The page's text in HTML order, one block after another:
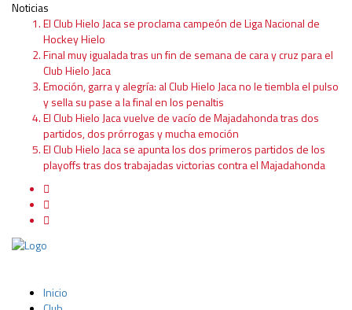
Noticias
El Club Hielo Jaca se proclama campeón de Liga Nacional de
Hockey Hielo
Final muy igualada tras un fin de semana de cara y cruz para el
Club Hielo Jaca
Emoción, garra y alegría: al Club Hielo Jaca no le tiembla el pulso
y sella su pase a la final en los penaltis
El Club Hielo Jaca vuelve de vacío de Majadahonda tras dos
partidos, dos prórrogas y mucha emoción
El Club Hielo Jaca se apunta los dos primeros partidos de los
playoffs tras dos trabajadas victorias contra el Majadahonda
Inicio